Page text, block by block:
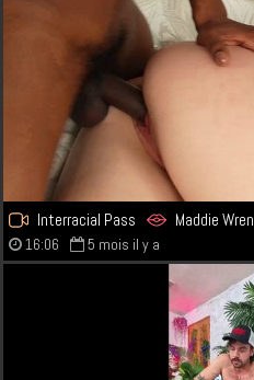
Interracial Pass Maddie Wren
16:06 5 mois il y a